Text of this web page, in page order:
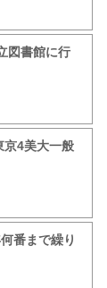
図書館に行
京4美大一般
番まで繰り